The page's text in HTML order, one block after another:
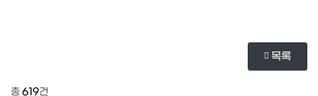
목록
총619건